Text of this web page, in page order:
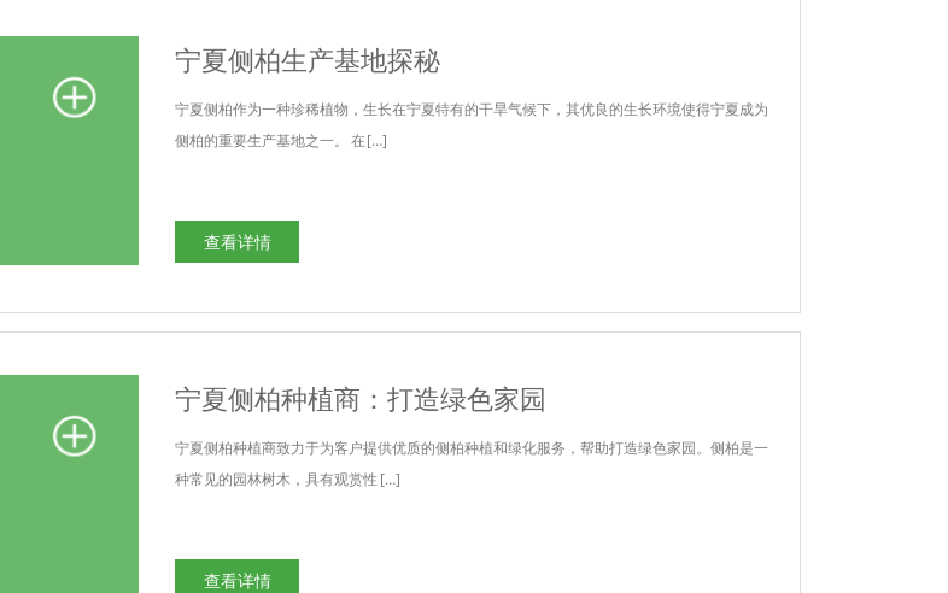
宁夏侧柏生产基地探秘
宁夏侧柏作为一种珍稀植物，生长在宁夏特有的干旱气候下，其优良的生长环境使得宁夏成为
侧柏的重要生产基地之一。 在 […]
查看详情
宁夏侧柏种植商：打造绿色家园
宁夏侧柏种植商致力于为客户提供优质的侧柏种植和绿化服务，帮助打造绿色家园。侧柏是一
种常见的园林树木，具有观赏性 […]
查看详情